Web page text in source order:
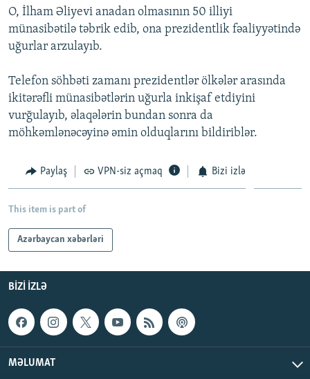
MULTIMEDIA
VIDEO
İNFOQRAFIKA
KARIKATURA
RADIO ARXIV
AZƏRBAYCAN ƏDƏBIYYATI KITABXANASI
İSLAM VƏ DEMOKRATIYA
İZ - MƏDƏNIYYƏT PROQRAMI
HAQQIMIZDA
MISSIYAMIZ
PEŞƏ ETIKASI VƏ JURNALISTIKA STANDARTLARIMIZ
MATERIALLARIMIZDAN ISTIFADƏ
XƏBƏR BÜLLETENLƏRIMIZ
BIZI IZLƏ
O, İlham Əliyevi anadan olmasının 50 illiyi
münasibətilə təbrik edib, ona prezidentlik fəaliyyətində
uğurlar arzulayıb.
Telefon söhbəti zamanı prezidentlər ölkələr arasında
ikitərəfli münasibətlərin uğurla inkişaf etdiyini
vurğulayıb, əlaqələrin bundan sonra da
möhkəmlənəcəyinə əmin olduqlarını bildiriblər.
Paylaş VPN-siz açmaq Bizi izlə
This item is part of
Azərbaycan xəbərləri
BIZI IZLƏ
MƏLUMAT